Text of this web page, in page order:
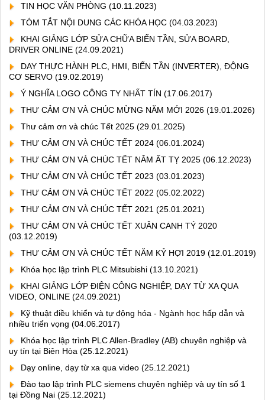
TIN HỌC VĂN PHÒNG (10.11.2023)
TÓM TẮT NỘI DUNG CÁC KHÓA HỌC (04.03.2023)
KHAI GIẢNG LỚP SỬA CHỮA BIẾN TẦN, SỬA BOARD,
DRIVER ONLINE (24.09.2021)
DAY THỰC HÀNH PLC, HMI, BIẾN TẦN (INVERTER), ĐỘNG
CƠ SERVO (19.02.2019)
Ý NGHĨA LOGO CÔNG TY NHẤT TÍN (17.06.2017)
THƯ CẢM ƠN VÀ CHÚC MỪNG NĂM MỚI 2026 (19.01.2026)
Thư cảm ơn và chúc Tết 2025 (29.01.2025)
THƯ CẢM ƠN VÀ CHÚC TẾT 2024 (06.01.2024)
THƯ CẢM ƠN VÀ CHÚC TẾT NĂM ẤT TỴ 2025 (06.12.2023)
THƯ CẢM ƠN VÀ CHÚC TẾT 2023 (03.01.2023)
THƯ CẢM ƠN VÀ CHÚC TẾT 2022 (05.02.2022)
THƯ CẢM ƠN VÀ CHÚC TẾT 2021 (25.01.2021)
THƯ CẢM ƠN VÀ CHÚC TẾT XUÂN CANH TÝ 2020
(03.12.2019)
THƯ CẢM ƠN VÀ CHÚC TẾT NĂM KỶ HỢI 2019 (12.01.2019)
Khóa học lập trình PLC Mitsubishi (13.10.2021)
KHAI GIẢNG LỚP ĐIỆN CÔNG NGHIỆP, DẠY TỪ XA QUA
VIDEO, ONLINE (24.09.2021)
Kỹ thuật điều khiển và tự động hóa - Ngành học hấp dẫn và
nhiều triển vọng (04.06.2017)
Khóa học lập trình PLC Allen-Bradley (AB) chuyên nghiệp và
uy tín tại Biên Hòa (25.12.2021)
Dạy online, dạy từ xa qua video (25.12.2021)
Đào tạo lập trình PLC siemens chuyên nghiệp và uy tín số 1
tại Đồng Nai (25.12.2021)